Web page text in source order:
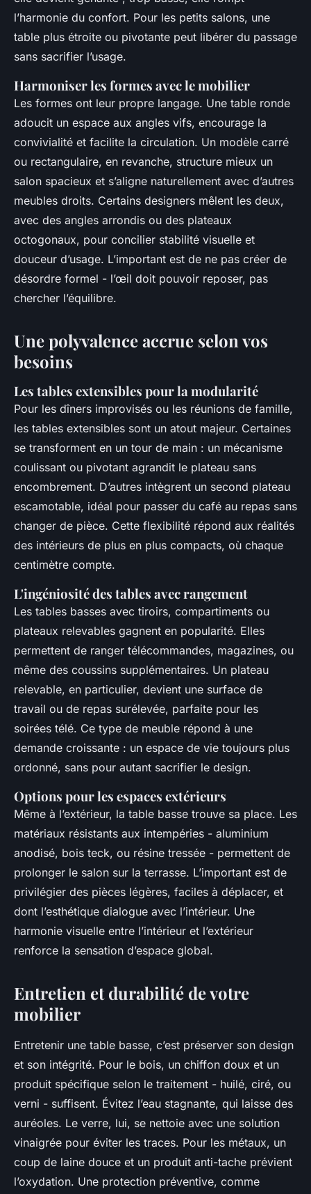
l’harmonie du confort. Pour les petits salons, une
table plus étroite ou pivotante peut libérer du passage
sans sacrifier l’usage.
Harmoniser les formes avec le mobilier
Les formes ont leur propre langage. Une table ronde
adoucit un espace aux angles vifs, encourage la
convivialité et facilite la circulation. Un modèle carré
ou rectangulaire, en revanche, structure mieux un
salon spacieux et s’aligne naturellement avec d’autres
meubles droits. Certains designers mêlent les deux,
avec des angles arrondis ou des plateaux
octogonaux, pour concilier stabilité visuelle et
douceur d’usage. L’important est de ne pas créer de
désordre formel - l’œil doit pouvoir reposer, pas
chercher l’équilibre.
Une polyvalence accrue selon vos
besoins
Les tables extensibles pour la modularité
Pour les dîners improvisés ou les réunions de famille,
les tables extensibles sont un atout majeur. Certaines
se transforment en un tour de main : un mécanisme
coulissant ou pivotant agrandit le plateau sans
encombrement. D’autres intègrent un second plateau
escamotable, idéal pour passer du café au repas sans
changer de pièce. Cette flexibilité répond aux réalités
des intérieurs de plus en plus compacts, où chaque
centimètre compte.
L'ingéniosité des tables avec rangement
Les tables basses avec tiroirs, compartiments ou
plateaux relevables gagnent en popularité. Elles
permettent de ranger télécommandes, magazines, ou
même des coussins supplémentaires. Un plateau
relevable, en particulier, devient une surface de
travail ou de repas surélevée, parfaite pour les
soirées télé. Ce type de meuble répond à une
demande croissante : un espace de vie toujours plus
ordonné, sans pour autant sacrifier le design.
Options pour les espaces extérieurs
Même à l’extérieur, la table basse trouve sa place. Les
matériaux résistants aux intempéries - aluminium
anodisé, bois teck, ou résine tressée - permettent de
prolonger le salon sur la terrasse. L’important est de
privilégier des pièces légères, faciles à déplacer, et
dont l’esthétique dialogue avec l’intérieur. Une
harmonie visuelle entre l’intérieur et l’extérieur
renforce la sensation d’espace global.
Entretien et durabilité de votre
mobilier
Entretenir une table basse, c’est préserver son design
et son intégrité. Pour le bois, un chiffon doux et un
produit spécifique selon le traitement - huilé, ciré, ou
verni - suffisent. Évitez l’eau stagnante, qui laisse des
auréoles. Le verre, lui, se nettoie avec une solution
vinaigrée pour éviter les traces. Pour les métaux, un
coup de laine douce et un produit anti-tache prévient
l’oxydation. Une protection préventive, comme